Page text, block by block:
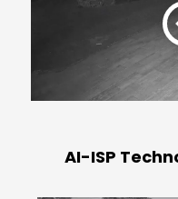
AI-ISP